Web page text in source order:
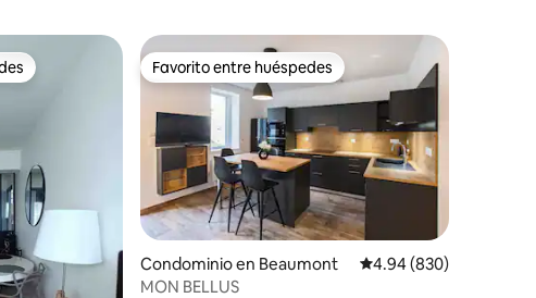
entre huéspedes Favorito entre huéspedes
Favorito entre huéspedes
Condominio en Beaumont Calificación promedio:
4.94 (830)
MON BELLUS